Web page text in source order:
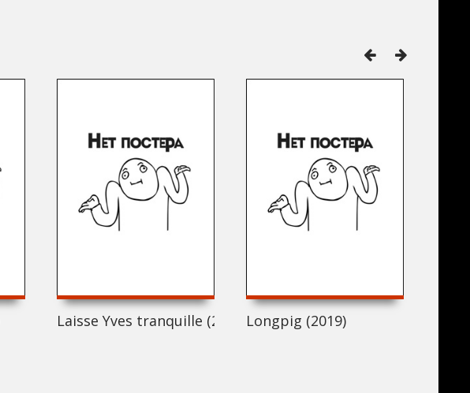
Laisse Yves tranquille (2019) Longpig (2019)